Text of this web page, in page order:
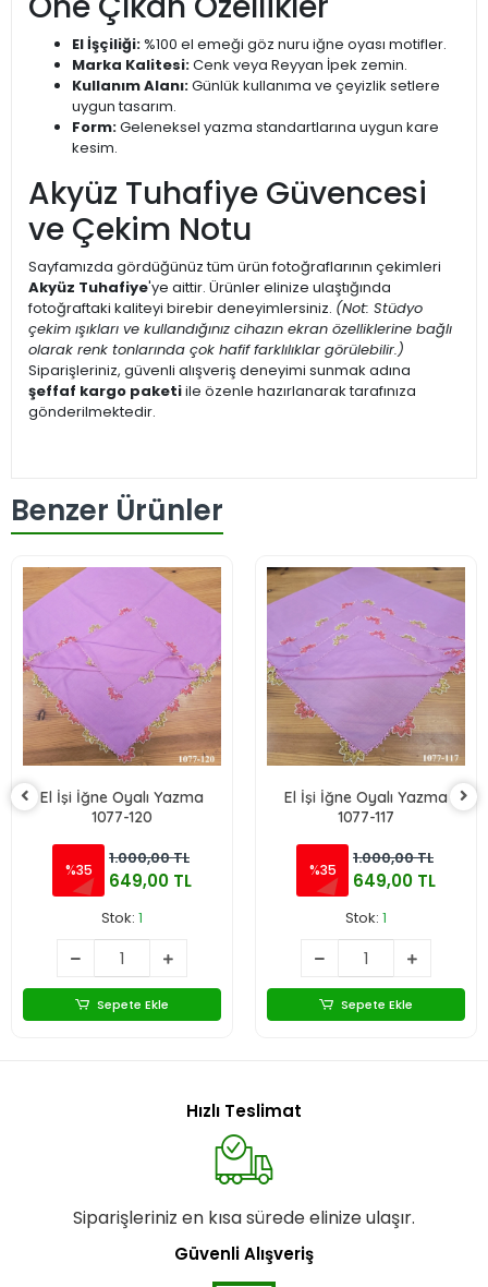
El İşçiliği: %100 el emeği göz nuru iğne oyası motifler.
Marka Kalitesi:Cenk veya Reyyan İpek zemin.
Kullanım Alanı:Günlük kullanıma ve çeyizlik setlere
uygun tasarım.
Form:Geleneksel yazma standartlarına uygun kare
kesim.
Akyüz Tuhafiye Güvencesi
ve Çekim Notu
Sayfamızda gördüğünüz tüm ürün fotoğraflarının çekimleri
Akyüz Tuhafiye'ye aittir. Ürünler elinize ulaştığında
fotoğraftaki kaliteyi birebir deneyimlersiniz. (Not: Stüdyo
çekim ışıkları ve kullandığınız cihazın ekran özelliklerine bağlı
olarak renk tonlarında çok hafif farklılıklar görülebilir.)
Siparişleriniz, güvenli alışveriş deneyimi sunmak adına
şeffaf kargo paketiile özenle hazırlanarak tarafınıza
gönderilmektedir.
Benzer Ürünler
El İşi İğne Oyalı Yazma
1077-120
%35
1.000,00 TL
649,00 TL
Stok: 1
Sepete Ekle
El İşi İğne Oyalı Yazma
1077-117
%35
1.000,00 TL
649,00 TL
Stok: 1
Sepete Ekle
Hızlı Teslimat
Siparişleriniz en kısa sürede elinize ulaşır.
Güvenli Alışveriş